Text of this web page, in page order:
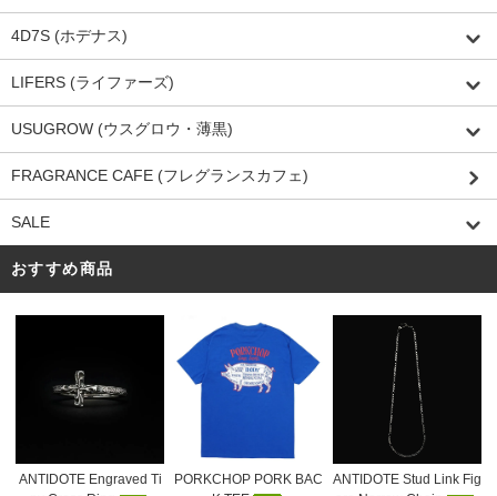
4D7S (ホデナス)
LIFERS (ライファーズ)
USUGROW (ウスグロウ・薄黒)
FRAGRANCE CAFE (フレグランスカフェ)
SALE
おすすめ商品
ANTIDOTE Engraved Ti
PORKCHOP PORK BAC
ANTIDOTE Stud Link Fig